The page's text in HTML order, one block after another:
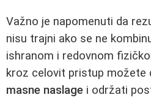
Važno je napomenuti da
nisu trajni ako se ne
ishranom i redovnom
kroz celovit pristup možete
masne naslage i održati